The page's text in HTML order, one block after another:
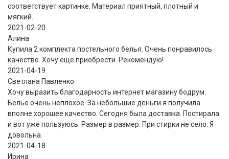
соответствует картинке. Материал приятный, плотный и
мягкий.
2021-02-20
Алина
Купила 2 комплекта постельного белья. Очень понравилось
качество. Хочу еще приобрести. Рекомендую!
2021-04-19
Светлана Павленко
Хочу выразить благодарность интернет магазину бодрум.
Белье очень неплохое. За небольшие деньги я получила
вполне хорошее качество. Сегодня была доставка. Постирала
и вот уже пользуюсь. Размер в размер. При стирки не село. Я
довольна.
2021-04-18
Ирина